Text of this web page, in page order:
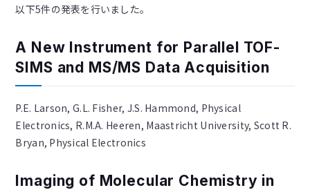
以下5件の発表を行いました。
A New Instrument for Parallel TOF-
SIMS and MS/MS Data Acquisition
P.E. Larson, G.L. Fisher, J.S. Hammond, Physical
Electronics, R.M.A. Heeren, Maastricht University, Scott R.
Bryan, Physical Electronics
Imaging of Molecular Chemistry in